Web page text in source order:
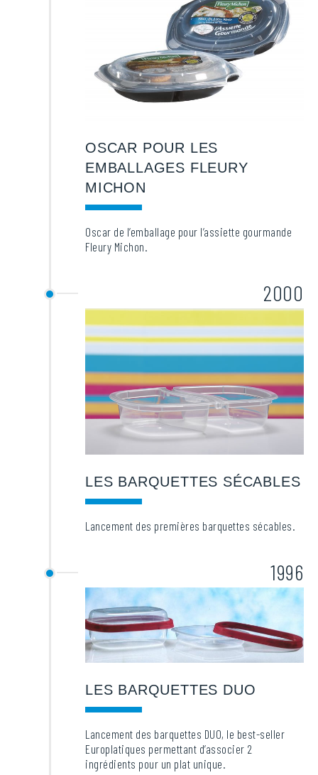
OSCAR POUR LES
EMBALLAGES FLEURY
MICHON
Oscar de l’emballage pour l’assiette gourmande
Fleury Michon.
2000
LES BARQUETTES SÉCABLES
Lancement des premières barquettes sécables.
1996
LES BARQUETTES DUO
Lancement des barquettes DUO, le best-seller
Europlatiques permettant d’associer 2
ingrédients pour un plat unique.